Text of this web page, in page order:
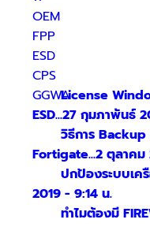
License
ESD...27 กุมภาพันธ์
วิธีการ
Fortigate...2 ตุลาคม
ปกป้องระบบเค
2019 - 9:14 น.
ทำไมต้องมี